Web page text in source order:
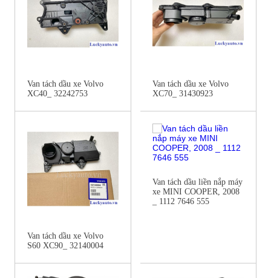
Van tách dầu xe Volvo
XC40_ 32242753
Van tách dầu xe Volvo
XC70_ 31430923
Van tách dầu xe Volvo
S60 XC90_ 32140004
Van tách dầu liền nắp máy
xe MINI COOPER, 2008
_ 1112 7646 555